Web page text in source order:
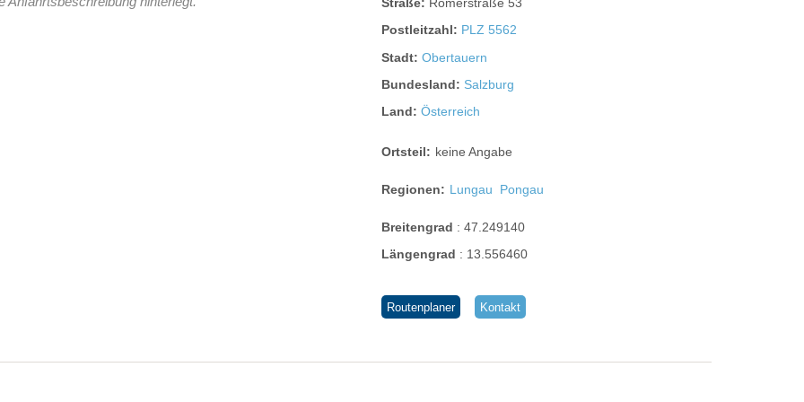
Straße: Römerstraße 53
Postleitzahl: PLZ 5562
Stadt:Obertauern
Bundesland: Salzburg
Land:Österreich
Ortsteil: keine Angabe
Regionen: Lungau Pongau
Breitengrad :47.249140
Längengrad : 13.556460
Routenplaner Kontakt